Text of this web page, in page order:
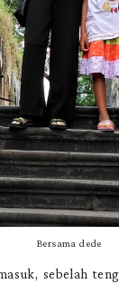
Bersama dede
sebelah